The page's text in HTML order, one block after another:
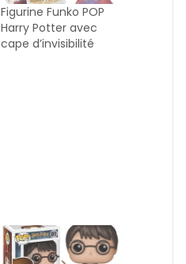
Figurine Funko POP
Harry Potter avec
cape d’invisibilité